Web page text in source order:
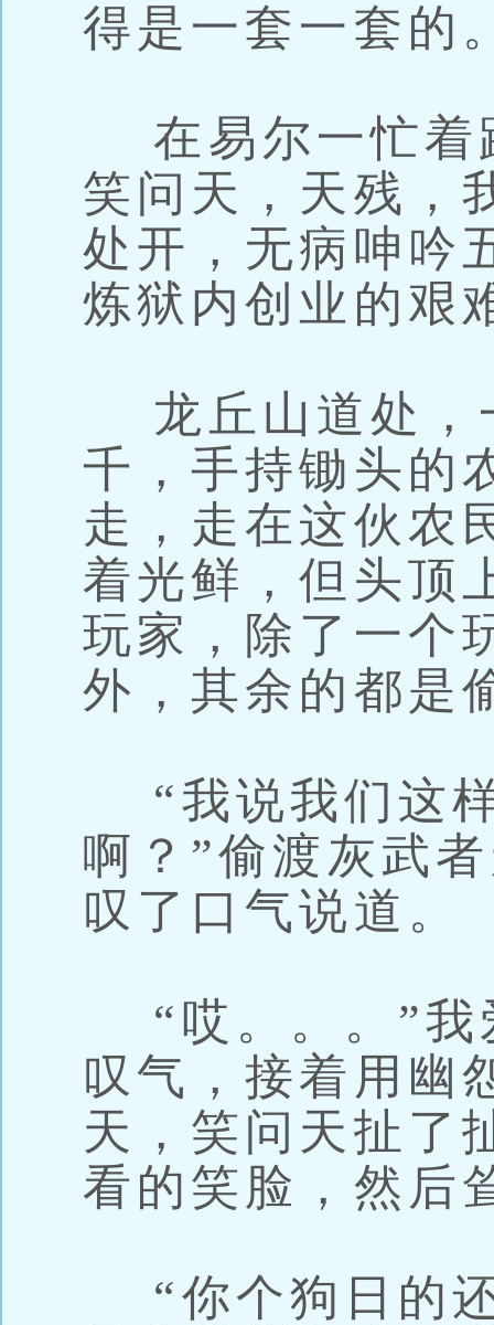
得是一套一套的
在易尔一忙着
笑问天，天残，
处开，无病呻吟
炼狱内创业的艰
龙丘山道处，
千，手持锄头的
走，走在这伙农
着光鲜，但头顶
玩家，除了一个
外，其余的都是
“我说我们这
啊？”偷渡灰武
叹了口气说道。
“哎。。。”我
叹气，接着用幽
天，笑问天扯了
看的笑脸，然后
“你个狗日的